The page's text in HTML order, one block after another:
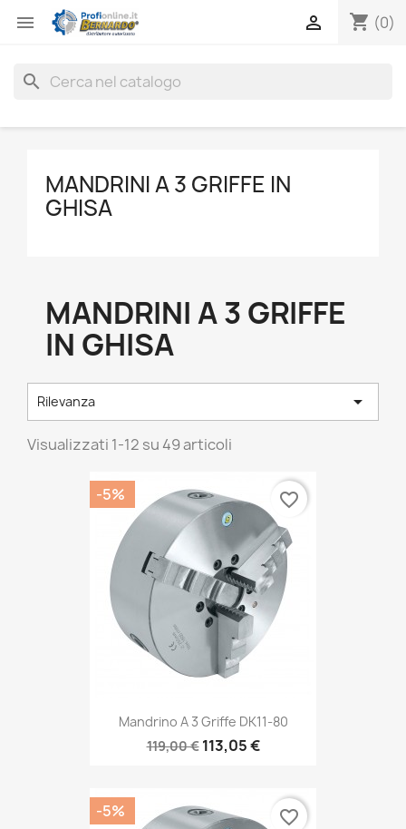
 shopping_cart (0)

search
MANDRINI A 3 GRIFFE IN
GHISA
MANDRINI A 3 GRIFFE
IN GHISA
Rilevanza 
Visualizzati 1-12 su 49 articoli
Mandrino A 3 Griffe DK11-80
119,00 € 113,05 €
-5% favorite_border
-5% favorite_border